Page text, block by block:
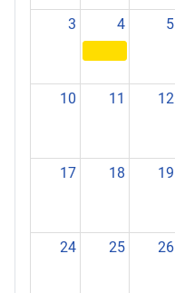
3 4 5
10 11 12
17 18 19
24 25 26